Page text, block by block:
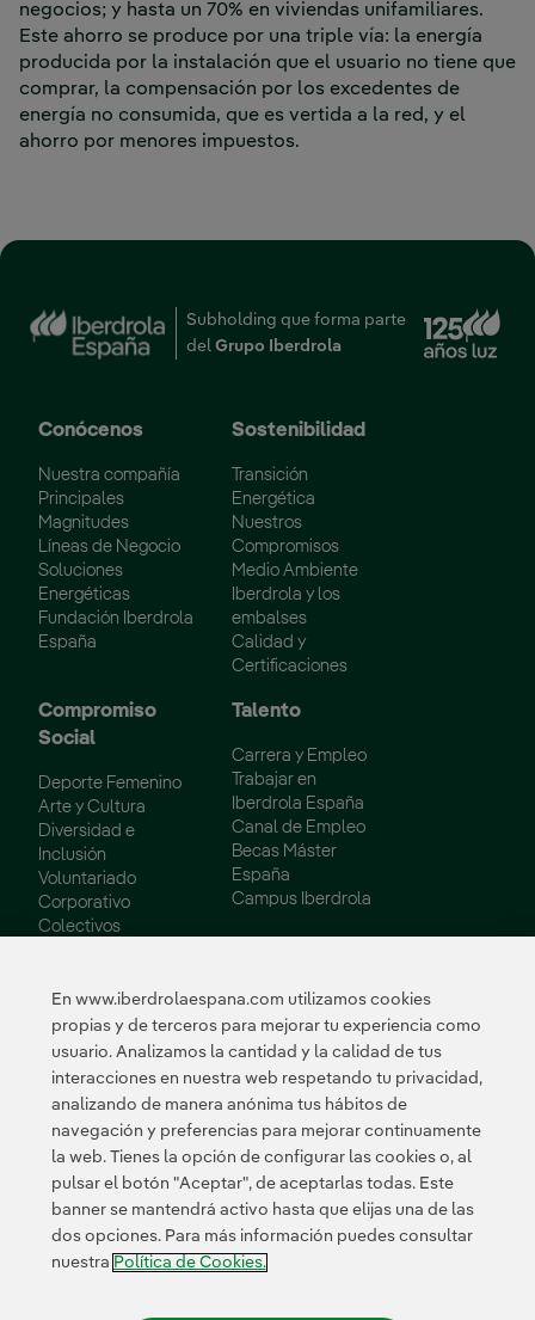
negocios; y hasta un 70% en viviendas unifamiliares.
Este ahorro se produce por una triple vía: la energía
producida por la instalación que el usuario no tiene que
comprar, la compensación por los excedentes de
energía no consumida, que es vertida a la red, y el
ahorro por menores impuestos.
Subholding que forma parte
del Grupo Iberdrola
Conócenos
Nuestra compañía
Principales
Magnitudes
Líneas de Negocio
Soluciones
Energéticas
Fundación Iberdrola
España
Sostenibilidad
Transición
Energética
Nuestros
Compromisos
Medio Ambiente
Iberdrola y los
embalses
Calidad y
Certificaciones
Compromiso
Social
Deporte Femenino
Arte y Cultura
Diversidad e
Inclusión
Voluntariado
Corporativo
Colectivos
Talento
Carrera y Empleo
Trabajar en
Iberdrola España
Canal de Empleo
Becas Máster
España
Campus Iberdrola
Innovación
Innovación en
Innovación
colaborativa
Next Generation EU
Ciberseguridad en
España
Smart Grids
Innovation Hub
En www.iberdrolaespana.com utilizamos cookies
propias y de terceros para mejorar tu experiencia como
usuario. Analizamos la cantidad y la calidad de tus
interacciones en nuestra web respetando tu privacidad,
analizando de manera anónima tus hábitos de
navegación y preferencias para mejorar continuamente
la web. Tienes la opción de configurar las cookies o, al
pulsar el botón "Aceptar", de aceptarlas todas. Este
banner se mantendrá activo hasta que elijas una de las
dos opciones. Para más información puedes consultar
nuestra Política de Cookies.